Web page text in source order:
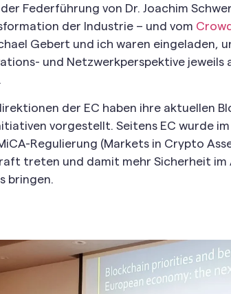
Federführung von Dr. Joachim
der Industrie – und vom
Gebert und ich waren eingeladen,
und Netzwerkperspektive jeweils
der EC haben ihre aktuellen
vorgestellt. Seitens EC wurde
Regulierung (Markets in Crypto
treten und damit mehr Sicherheit im
bringen.